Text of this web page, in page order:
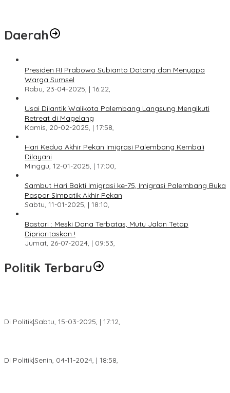
Daerah
Presiden RI Prabowo Subianto Datang dan Menyapa
Warga Sumsel
Rabu, 23-04-2025, | 16:22,
Usai Dilantik Walikota Palembang Langsung Mengikuti
Retreat di Magelang
Kamis, 20-02-2025, | 17:58,
Hari Kedua Akhir Pekan Imigrasi Palembang Kembali
Dilayani
Minggu, 12-01-2025, | 17:00,
Sambut Hari Bakti Imigrasi ke-75, Imigrasi Palembang Buka
Paspor Simpatik Akhir Pekan
Sabtu, 11-01-2025, | 18:10,
Bastari : Meski Dana Terbatas, Mutu Jalan Tetap
Diprioritaskan !
Jumat, 26-07-2024, | 09:53,
Politik Terbaru
Di Politik|Sabtu, 15-03-2025, | 17:12,
Di Politik|Senin, 04-11-2024, | 18:58,